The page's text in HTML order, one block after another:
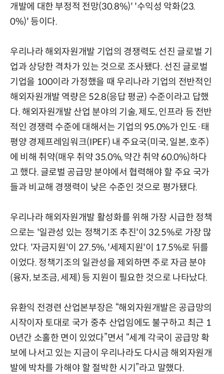
개발에 대한 부정적 전망(30.8%)' '수익성 악화(23.
0%)' 등이다.
우리나라 해외자원개발 기업의 경쟁력도 선진 글로벌 기
업과 상당한 격차가 있는 것으로 조사됐다. 선진 글로벌
기업을 100이라 가정했을 때 우리나라 기업의 전반적인
해외자원개발 역량은 52.8(응답 평균) 수준이라고 답했
다. 해외자원개발 산업 분야의 기술, 제도, 인프라 등 전반
적인 경쟁력 수준에 대해서는 기업의 95.0%가 인도·태
평양 경제프레임워크(IPEF) 내 주요국(미국, 일본, 호주)
에 비해 취약(매우 취약 35.0%, 약간 취약 60.0%)하다
고 했다. 글로벌 공급망 분야에서 협력해야 할 주요 국가
들과 비교해 경쟁력이 낮은 수준인 것으로 평가됐다.
우리나라 해외자원개발 활성화를 위해 가장 시급한 정책
으로는 '일관성 있는 정책기조 추진'이 32.5%로 가장 많
았다. '자금지원'이 27.5%, '세제지원'이 17.5%로 뒤를
이었다. 정책기조의 일관성을 제외하면 주로 자금 분야
(융자, 보조금, 세제) 등 지원이 필요한 것으로 나타났다.
유환익 전경련 산업본부장은 “해외자원개발은 공급망의
시작이자 토대로 국가 중추 산업임에도 불구하고 최근 1
0년간 소홀한 면이 있었다”면서 “세계 각국이 공급망 확
보에 나서고 있는 지금이 우리나라도 다시금 해외자원개
발에 박차를 가해야 할 절박한 시기”라고 말했다.